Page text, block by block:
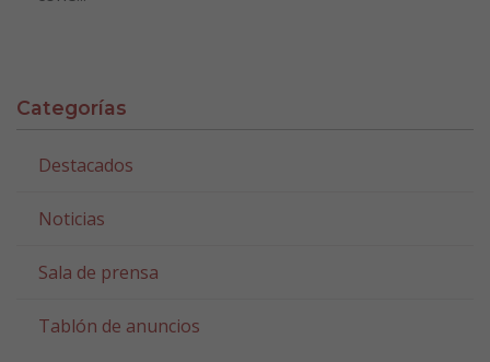
Categorías
Destacados
Noticias
Sala de prensa
Tablón de anuncios